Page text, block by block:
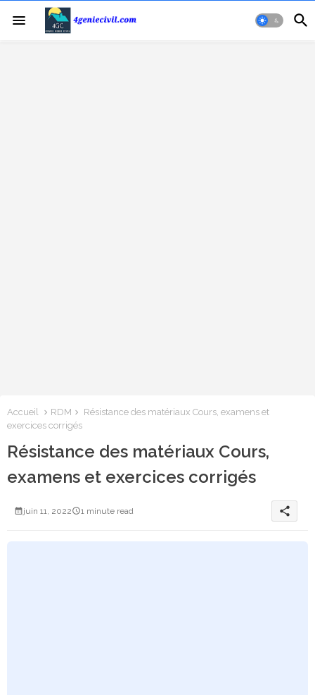
Accueil RDM
Résistance des matériaux Cours, examens et
exercices corrigés
Résistance des matériaux Cours,
examens et exercices corrigés
juin 11, 2022 1 minute read share